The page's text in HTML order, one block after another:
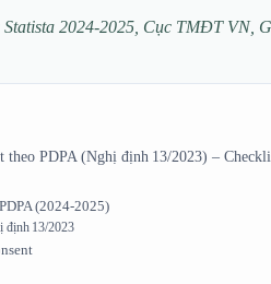
2024‑2025, Cục TMĐT VN,
theo PDPA (Nghị định 13/2023) –
(2024‑2025)
định 13/2023